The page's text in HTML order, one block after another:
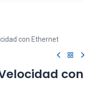
con Ethernet
con